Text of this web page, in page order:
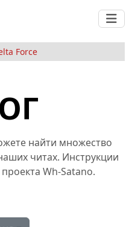
Force
найти множество
читах. Инструкции
Wh-Satano.